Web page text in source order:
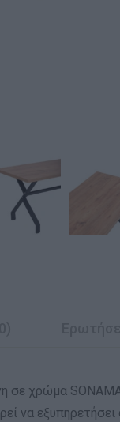
σε χρώμα
να